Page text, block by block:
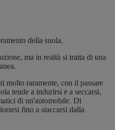
della suola.
ma in realtà si tratta di una
molto raramente, con il passare
tende a indurirsi e a seccarsi,
di un'automobile. Di
fino a staccarsi dalla